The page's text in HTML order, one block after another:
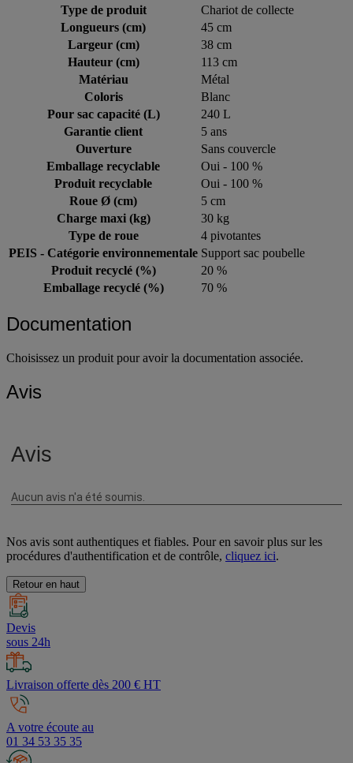
Type de produit
Chariot de collecte
Longueurs (cm)
45 cm
Largeur (cm)
38 cm
Hauteur (cm)
113 cm
Matériau
Métal
Coloris
Blanc
Pour sac capacité (L)
240 L
Garantie client
5 ans
Ouverture
Sans couvercle
Emballage recyclable
Oui - 100 %
Produit recyclable
Oui - 100 %
Roue Ø (cm)
5 cm
Charge maxi (kg)
30 kg
Type de roue
4 pivotantes
PEIS - Catégorie environnementale Support sac poubelle
Produit recyclé (%)
20 %
Emballage recyclé (%)
70 %
Documentation
Choisissez un produit pour avoir la documentation associée.
Avis
Nos avis sont authentiques et fiables. Pour en savoir plus sur les
procédures d'authentification et de contrôle, cliquez ici.
Retour en haut
Devis
sous 24h
Livraison offerte dès 200 € HT
A votre écoute au
01 34 53 35 35